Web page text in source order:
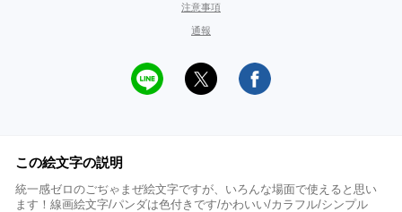
注意事項
通報
この絵文字の説明
統一感ゼロのごぢゃまぜ絵文字ですが、いろんな場面で使えると思い
ます！線画絵文字/パンダは色付きです/かわいい/カラフル/シンプル